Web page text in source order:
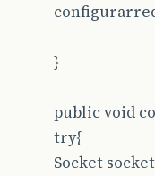
}
public void
try{
Socket